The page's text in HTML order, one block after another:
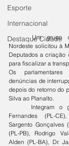
Esporte
Internacional
Destaque Cidade
	Um grupo de deputados federais do
Nordeste solicitou à
Deputados a criação
para fiscalizar a
Os
denúncias de
depois do retorno do
Silva ao Planalto.
Fernandes (PL-
Sargento Gonçalves
(PL-PB), Rodrigo
Alden (PL-BA), Dr.